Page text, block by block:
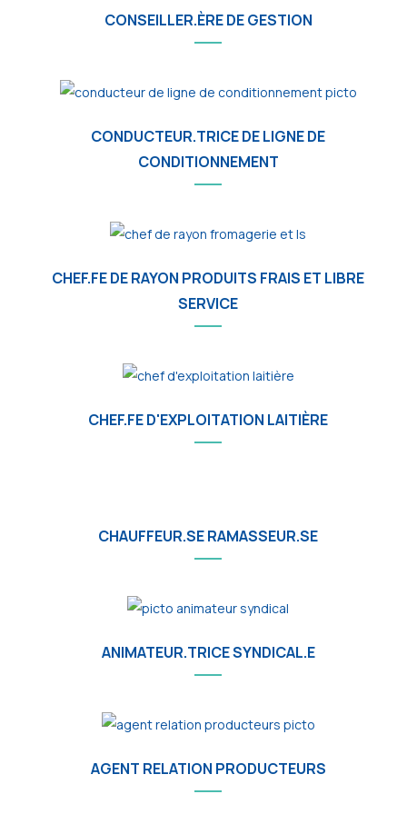
CONSEILLER.ÈRE DE GESTION
CONDUCTEUR.TRICE DE LIGNE DE
CONDITIONNEMENT
CHEF.FE DE RAYON PRODUITS FRAIS ET LIBRE
SERVICE
CHEF.FE D'EXPLOITATION LAITIÈRE
CHAUFFEUR.SE RAMASSEUR.SE
ANIMATEUR.TRICE SYNDICAL.E
AGENT RELATION PRODUCTEURS